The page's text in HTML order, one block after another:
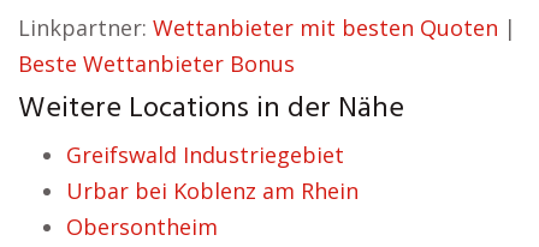
Linkpartner: Wettanbieter mit besten Quoten |
Beste Wettanbieter Bonus
Weitere Locations in der Nähe
Greifswald Industriegebiet
Urbar bei Koblenz am Rhein
Obersontheim